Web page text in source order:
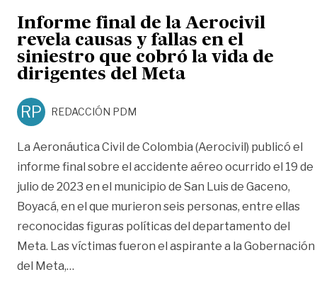
Informe final de la Aerocivil
revela causas y fallas en el
siniestro que cobró la vida de
dirigentes del Meta
RP REDACCIÓN PDM
La Aeronáutica Civil de Colombia (Aerocivil) publicó el
informe final sobre el accidente aéreo ocurrido el 19 de
julio de 2023 en el municipio de San Luis de Gaceno,
Boyacá, en el que murieron seis personas, entre ellas
reconocidas figuras políticas del departamento del
Meta. Las víctimas fueron el aspirante a la Gobernación
del Meta,…